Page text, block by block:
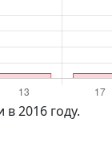
2016 году.